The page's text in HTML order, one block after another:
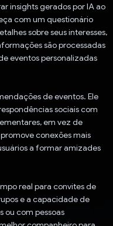
insights gerados por IA ao
com um questionário
sobre seus interesses,
são processadas
eventos personalizadas
de eventos. Ele
sociais com
em vez de
conexões mais
a formar amizades
real para convites de
e a capacidade de
ou com pessoas